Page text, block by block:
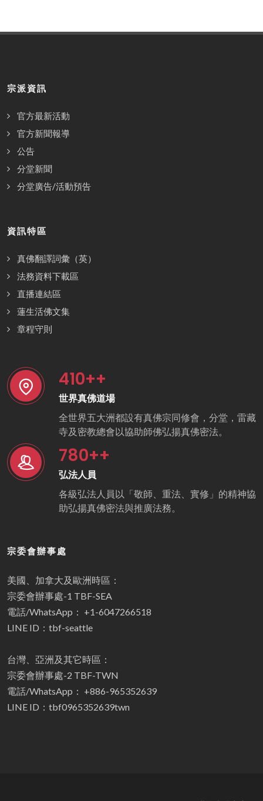
宗派資訊
官方最新活動
官方新聞報導
公告
分堂新聞
分堂廣告/活動預告
資訊特區
真佛翻譯詞彙（英）
法務資料下載區
直播連結區
蓮生活佛文集
章程守則
410++
世界真佛道場
全世界五大洲都設有真佛宗同修會，分堂，雷藏
寺及密教總會以協助師佛弘揚真佛密法。
780++
弘法人員
各級弘法人員以「敬師、重法、實修」的精神協
助弘揚真佛密法與推廣法務。
宗委會辦事處
美國、加拿大及歐洲時區：
宗委會辦事處-1 TBF-SEA
電話/WhatsApp： +1-6047266518
LINE ID：tbf-seattle
台灣、亞洲及其它時區：
宗委會辦事處-2 TBF-TWN
電話/WhatsApp： +886-965352639
LINE ID：tbf0965352639twn